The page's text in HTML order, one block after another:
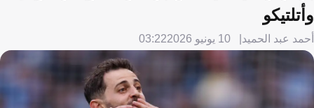
وأتلتيكو
أحمد عبد الحميد 10 يونيو 2026 03:22